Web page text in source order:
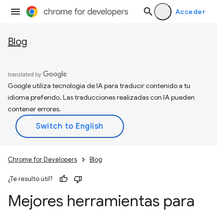
Acceder
Blog
Google utiliza tecnología de IA para traducir contenido a tu
idioma preferido. Las traducciones realizadas con IA pueden
contener errores.
Chrome for Developers Blog
¿Te resultó útil?
Mejores herramientas para